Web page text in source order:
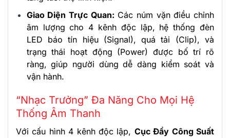
Giao Diện Trực Quan: Các núm vặn điều chỉnh
âm lượng cho 4 kênh độc lập, hệ thống đèn
LED báo tín hiệu (Signal), quá tải (Clip), và
trạng thái hoạt động (Power) được bố trí rõ
ràng, giúp người dùng dễ dàng kiểm soát và
vận hành.
“Nhạc Trưởng” Đa Năng Cho Mọi Hệ
Thống Âm Thanh
Với cấu hình 4 kênh độc lập, Cục Đẩy Công Suất